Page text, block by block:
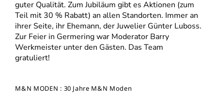
guter Qualität. Zum Jubiläum gibt es Aktionen (zum
Teil mit 30 % Rabatt) an allen Standorten. Immer an
ihrer Seite, ihr Ehemann, der Juwelier Günter Luboss.
Zur Feier in Germering war Moderator Barry
Werkmeister unter den Gästen. Das Team
gratuliert!
M&N MODEN : 30 Jahre M&N Moden